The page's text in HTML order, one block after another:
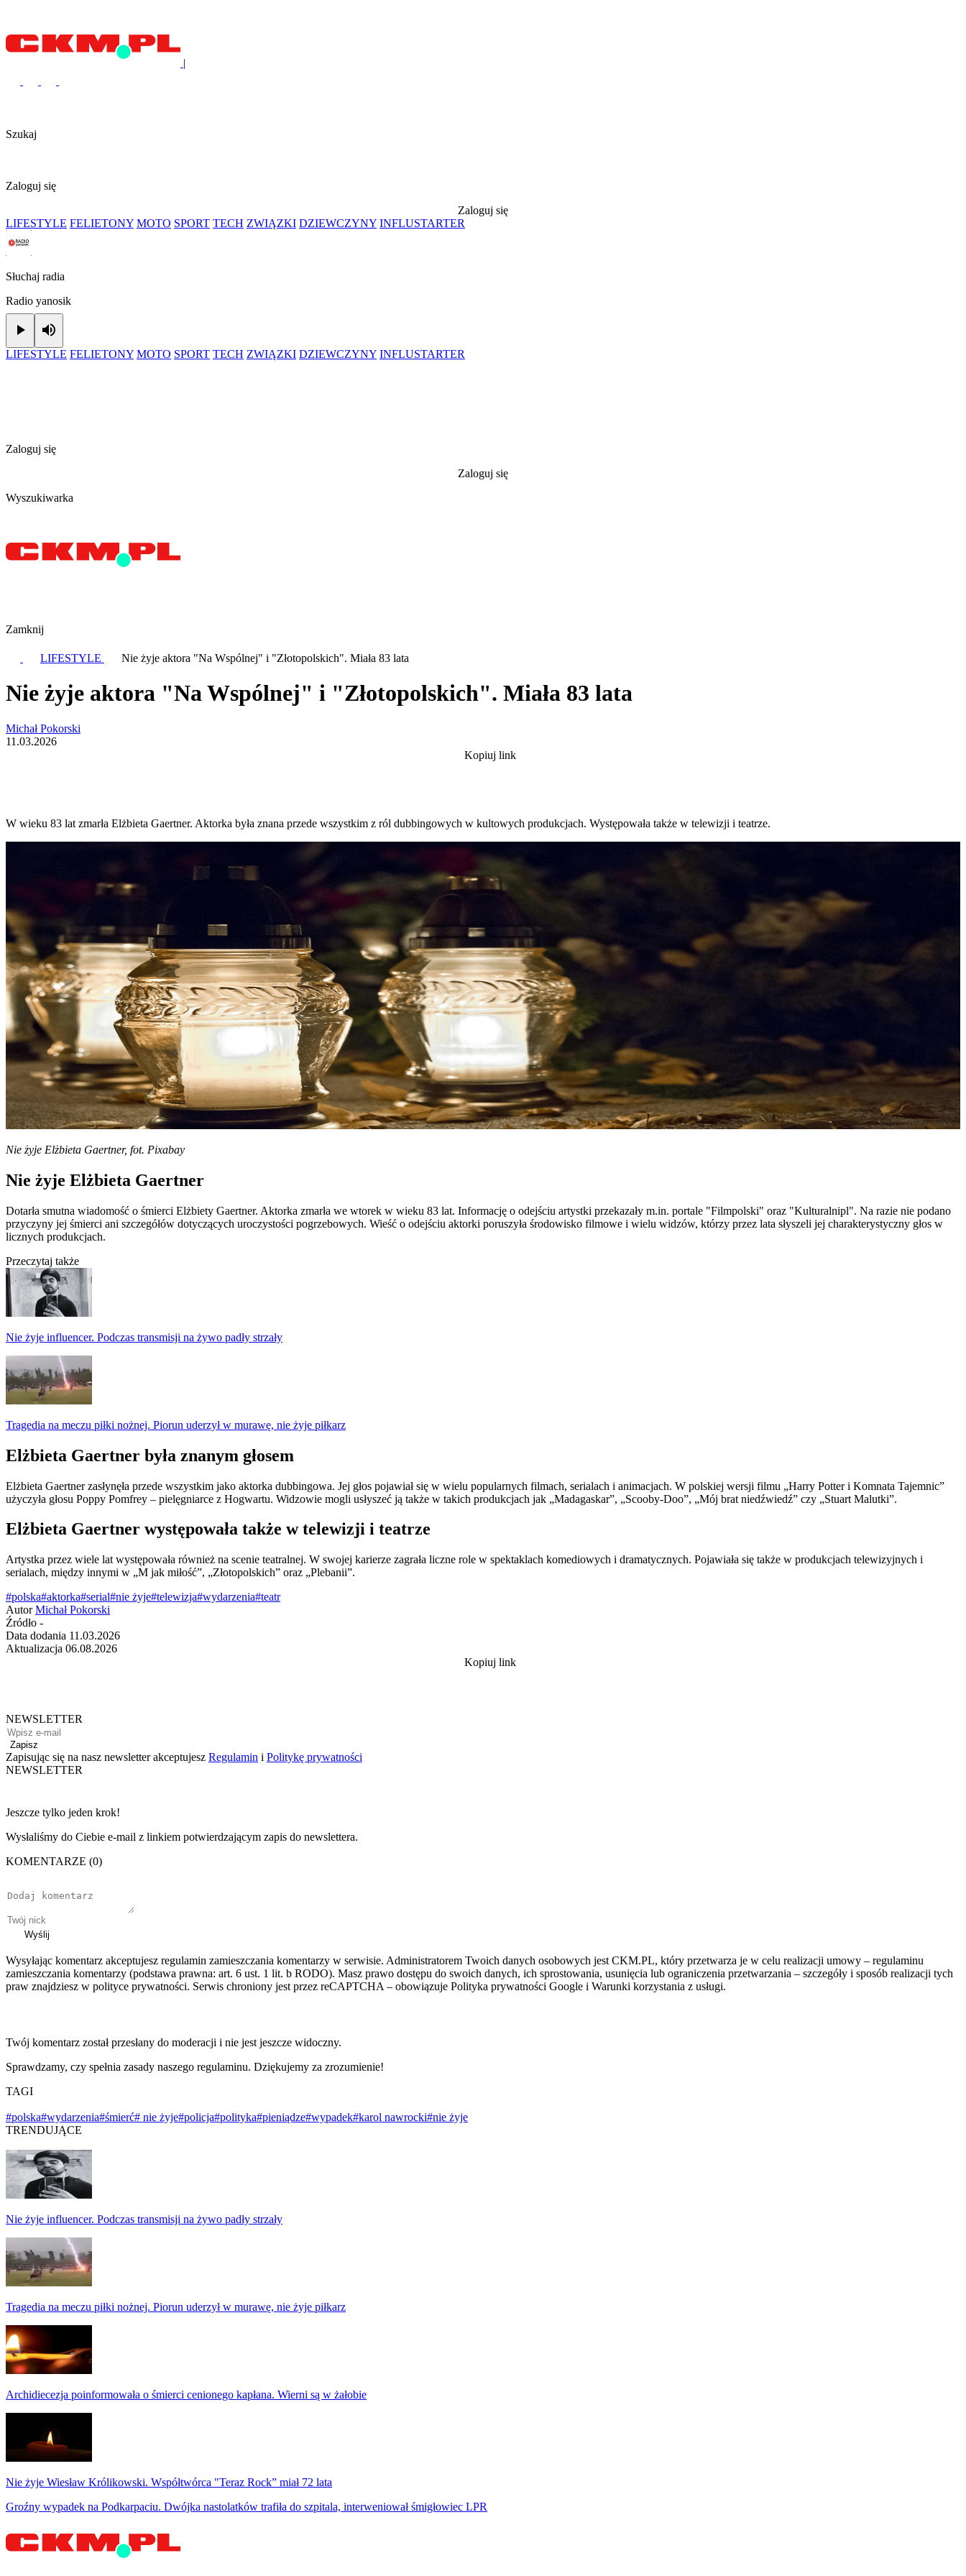
|
Szukaj
Zaloguj się
Zaloguj się
LIFESTYLE FELIETONY MOTO SPORT TECH ZWIĄZKI DZIEWCZYNY INFLUSTARTER
Słuchaj radia
Radio yanosik
Play
LIFESTYLE FELIETONY MOTO SPORT TECH ZWIĄZKI DZIEWCZYNY INFLUSTARTER
Zaloguj się
Zaloguj się
Wyszukiwarka
Zamknij
LIFESTYLE Nie żyje aktora "Na Wspólnej" i "Złotopolskich". Miała 83 lata
Nie żyje aktora "Na Wspólnej" i "Złotopolskich". Miała 83 lata
Michał Pokorski
11.03.2026
Kopiuj link
W wieku 83 lat zmarła Elżbieta Gaertner. Aktorka była znana przede wszystkim z ról dubbingowych w kultowych produkcjach. Występowała także w telewizji i teatrze.
Nie żyje Elżbieta Gaertner, fot. Pixabay
Nie żyje Elżbieta Gaertner
Dotarła smutna wiadomość o śmierci Elżbiety Gaertner. Aktorka zmarła we wtorek w wieku 83 lat. Informację o odejściu artystki przekazały m.in. portale "Filmpolski" oraz "Kulturalnipl". Na razie nie podano
przyczyny jej śmierci ani szczegółów dotyczących uroczystości pogrzebowych. Wieść o odejściu aktorki poruszyła środowisko filmowe i wielu widzów, którzy przez lata słyszeli jej charakterystyczny głos w
licznych produkcjach.
Przeczytaj także
Nie żyje influencer. Podczas transmisji na żywo padły strzały
Tragedia na meczu piłki nożnej. Piorun uderzył w murawę, nie żyje piłkarz
Elżbieta Gaertner była znanym głosem
Elżbieta Gaertner zasłynęła przede wszystkim jako aktorka dubbingowa. Jej głos pojawiał się w wielu popularnych filmach, serialach i animacjach. W polskiej wersji filmu „Harry Potter i Komnata Tajemnic”
użyczyła głosu Poppy Pomfrey – pielęgniarce z Hogwartu. Widzowie mogli usłyszeć ją także w takich produkcjach jak „Madagaskar”, „Scooby-Doo”, „Mój brat niedźwiedź” czy „Stuart Malutki”.
Elżbieta Gaertner występowała także w telewizji i teatrze
Artystka przez wiele lat występowała również na scenie teatralnej. W swojej karierze zagrała liczne role w spektaklach komediowych i dramatycznych. Pojawiała się także w produkcjach telewizyjnych i
serialach, między innymi w „M jak miłość”, „Złotopolskich” oraz „Plebanii”.
#polska#aktorka#serial#nie żyje#telewizja#wydarzenia#teatr
Autor Michał Pokorski
Źródło -
Data dodania 11.03.2026
Aktualizacja 06.08.2026
Kopiuj link
NEWSLETTER
Zapisz
Zapisując się na nasz newsletter akceptujesz Regulamin i Politykę prywatności
NEWSLETTER
Jeszcze tylko jeden krok!
Wysłaliśmy do Ciebie e-mail z linkiem potwierdzającym zapis do newslettera.
KOMENTARZE (0)
Wyślij
Wysyłając komentarz akceptujesz regulamin zamieszczania komentarzy w serwisie. Administratorem Twoich danych osobowych jest CKM.PL, który przetwarza je w celu realizacji umowy – regulaminu
zamieszczania komentarzy (podstawa prawna: art. 6 ust. 1 lit. b RODO). Masz prawo dostępu do swoich danych, ich sprostowania, usunięcia lub ograniczenia przetwarzania – szczegóły i sposób realizacji tych
praw znajdziesz w polityce prywatności. Serwis chroniony jest przez reCAPTCHA – obowiązuje Polityka prywatności Google i Warunki korzystania z usługi.
Twój komentarz został przesłany do moderacji i nie jest jeszcze widoczny.
Sprawdzamy, czy spełnia zasady naszego regulaminu. Dziękujemy za zrozumienie!
TAGI
#polska#wydarzenia#śmierć# nie żyje#policja#polityka#pieniądze#wypadek#karol nawrocki#nie żyje
TRENDUJĄCE
Nie żyje influencer. Podczas transmisji na żywo padły strzały
Tragedia na meczu piłki nożnej. Piorun uderzył w murawę, nie żyje piłkarz
Archidiecezja poinformowała o śmierci cenionego kapłana. Wierni są w żałobie
Nie żyje Wiesław Królikowski. Współtwórca "Teraz Rock” miał 72 lata
Groźny wypadek na Podkarpaciu. Dwójka nastolatków trafiła do szpitala, interweniował śmigłowiec LPR